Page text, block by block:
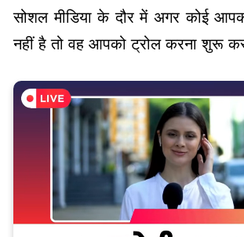
सोशल मीडिया के दौर में अगर कोई
नहीं है तो वह आपको ट्रोल करना शुरू